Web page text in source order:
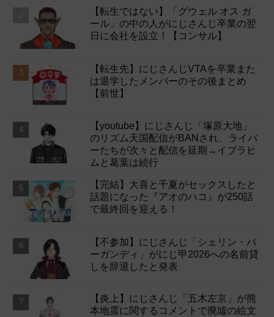
【転生ではない】「グウェル オス ガ
ール」の中の人がにじさんじ卒業の翌
日に会社を設立！【コンサル】
【転生先】にじさんじVTAを卒業また
は退学したメンバーのその後まとめ
【前世】
【youtube】にじさんじ「塚原大地」
のリズム天国配信がBANされ、ライバ
ーたちが次々と配信を延期→イブラヒ
ムと葛葉は続行
【完結】大喜と千夏がセックスしたと
話題になった『アオのハコ』が250話
で最終回を迎える！
【不参加】にじさんじ「シェリン・バ
ーガンディ」がにじ甲2026への名前貸
しを辞退したと発表
【炎上】にじさんじ「五木左京」が熊
本地震に関するコメントで廃墟の絵文